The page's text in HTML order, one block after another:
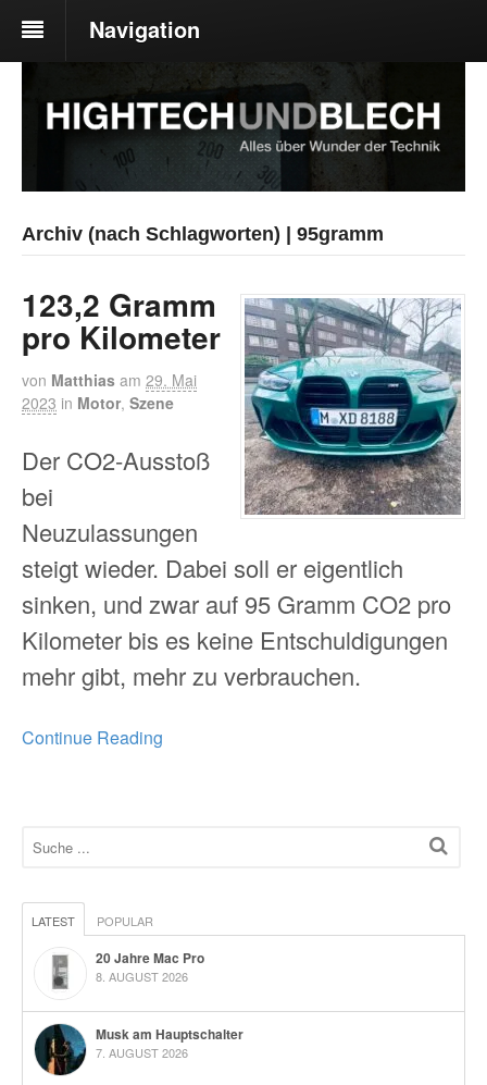
Navigation
Archiv (nach Schlagworten) | 95gramm
123,2 Gramm
pro Kilometer
von Matthias am 29. Mai
2023 in Motor, Szene
Der CO2-Ausstoß
bei
Neuzulassungen
steigt wieder. Dabei soll er eigentlich
sinken, und zwar auf 95 Gramm CO2 pro
Kilometer bis es keine Entschuldigungen
mehr gibt, mehr zu verbrauchen.
Continue Reading
LATEST POPULAR
20 Jahre Mac Pro
8. AUGUST 2026
Musk am Hauptschalter
7. AUGUST 2026